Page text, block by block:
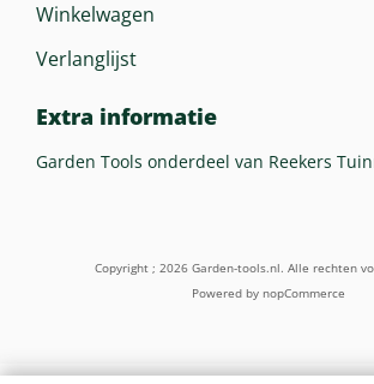
Winkelwagen
Verlanglijst
Extra informatie
Garden Tools onderdeel van Reekers
Copyright ; 2026 Garden-tools.nl. Alle rechten
Powered by nopCommerce